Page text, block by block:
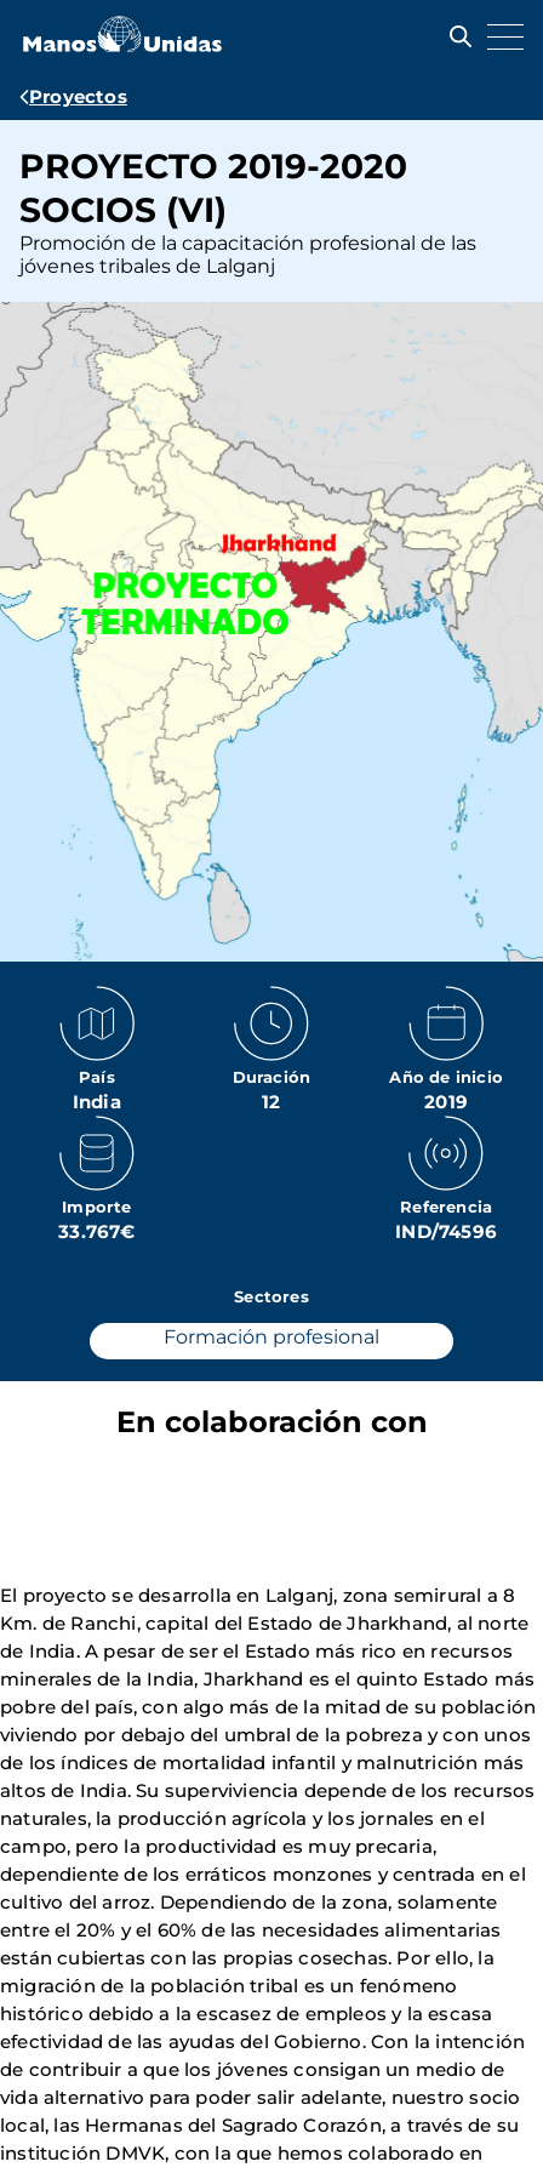
contenido
Ruta
navegación
Proyectos
PROYECTO 2019-2020
SOCIOS (VI)
Promoción de la capacitación profesional de las
jóvenes tribales de Lalganj
País
India
Duración
12
Año de inicio
2019
Importe
33.767€
Referencia
IND/74596
Sectores
Formación profesional
En colaboración con
El proyecto se desarrolla en Lalganj, zona semirural a 8
Km. de Ranchi, capital del Estado de Jharkhand, al norte
de India. A pesar de ser el Estado más rico en recursos
minerales de la India, Jharkhand es el quinto Estado más
pobre del país, con algo más de la mitad de su población
viviendo por debajo del umbral de la pobreza y con unos
de los índices de mortalidad infantil y malnutrición más
altos de India. Su superviviencia depende de los recursos
naturales, la producción agrícola y los jornales en el
campo, pero la productividad es muy precaria,
dependiente de los erráticos monzones y centrada en el
cultivo del arroz. Dependiendo de la zona, solamente
entre el 20% y el 60% de las necesidades alimentarias
están cubiertas con las propias cosechas. Por ello, la
migración de la población tribal es un fenómeno
histórico debido a la escasez de empleos y la escasa
efectividad de las ayudas del Gobierno. Con la intención
de contribuir a que los jóvenes consigan un medio de
vida alternativo para poder salir adelante, nuestro socio
local, las Hermanas del Sagrado Corazón, a través de su
institución DMVK, con la que hemos colaborado en